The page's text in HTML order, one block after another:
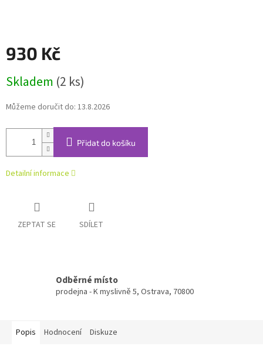
930 Kč
cena:
Skladem (2 ks)
Můžeme doručit do: 13.8.2026
Přidat do košíku
Detailní informace
ZEPTAT SE SDÍLET
Odběrné místo
prodejna - K myslivně 5, Ostrava, 70800
Popis Hodnocení Diskuze